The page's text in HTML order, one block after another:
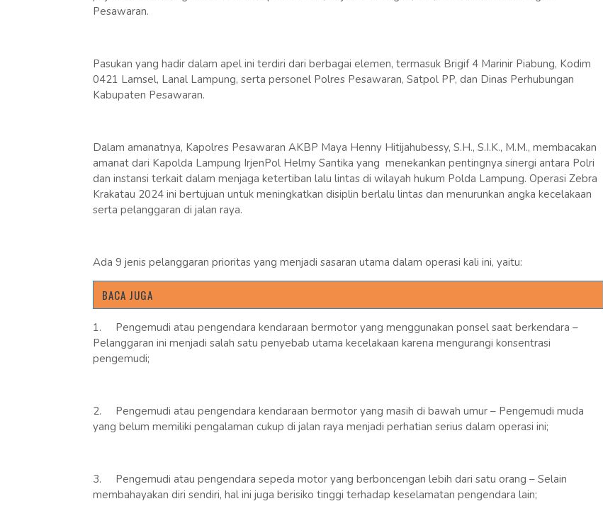
Pesawaran.
Pasukan yang hadir dalam apel ini terdiri dari berbagai elemen, termasuk Brigif 4 Marinir Piabung, Kodim
0421 Lamsel, Lanal Lampung, serta personel Polres Pesawaran, Satpol PP, dan Dinas Perhubungan
Kabupaten Pesawaran.
Dalam amanatnya, Kapolres Pesawaran AKBP Maya Henny Hitijahubessy, S.H., S.I.K., M.M., membacakan
amanat dari Kapolda Lampung IrjenPol Helmy Santika yang menekankan pentingnya sinergi antara Polri
dan instansi terkait dalam menjaga ketertiban lalu lintas di wilayah hukum Polda Lampung. Operasi Zebra
Krakatau 2024 ini bertujuan untuk meningkatkan disiplin berlalu lintas dan menurunkan angka kecelakaan
serta pelanggaran di jalan raya.
Ada 9 jenis pelanggaran prioritas yang menjadi sasaran utama dalam operasi kali ini, yaitu:
BACA JUGA
1.
Pengemudi atau pengendara kendaraan bermotor yang menggunakan ponsel saat berkendara –
Pelanggaran ini menjadi salah satu penyebab utama kecelakaan karena mengurangi konsentrasi
pengemudi;
2.
Pengemudi atau pengendara kendaraan bermotor yang masih di bawah umur – Pengemudi muda
yang belum memiliki pengalaman cukup di jalan raya menjadi perhatian serius dalam operasi ini;
3.
Pengemudi atau pengendara sepeda motor yang berboncengan lebih dari satu orang – Selain
membahayakan diri sendiri, hal ini juga berisiko tinggi terhadap keselamatan pengendara lain;